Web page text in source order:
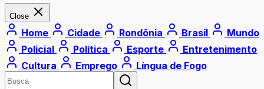
Close
Home Cidade Rondônia Brasil
Mundo
Policial
Política Esporte
Entretenimento
Cultura
Emprego Língua de Fogo